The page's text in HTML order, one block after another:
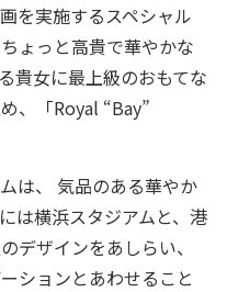
を実施するスペシャル
ょっと高貴で華やかな
貴女に最上級のおもてな
、「Royal “Bay”
は、 気品のある華やか
は横浜スタジアムと、港
デザインをあしらい、
ションとあわせること